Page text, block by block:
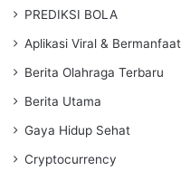
PREDIKSI BOLA
Aplikasi Viral & Bermanfaat
Berita Olahraga Terbaru
Berita Utama
Gaya Hidup Sehat
Cryptocurrency